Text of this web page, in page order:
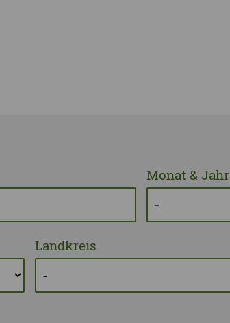
Mittelsachsen
Monat & Jahr
Landkreis